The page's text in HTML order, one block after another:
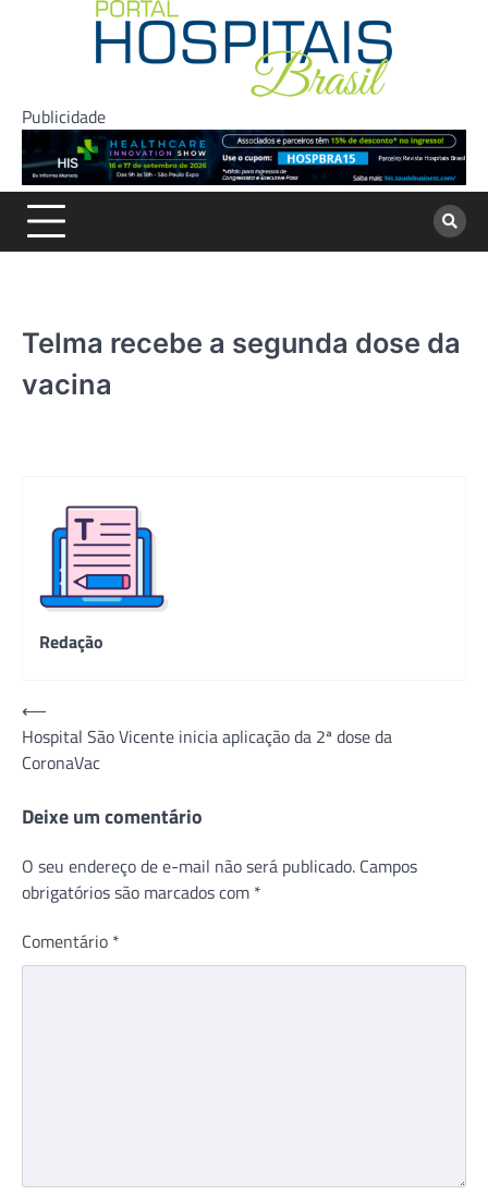
Publicidade
Telma recebe a segunda dose da
vacina
Redação
Navegação
de
Post
⟵
Hospital São Vicente inicia aplicação da 2ª dose da
CoronaVac
Deixe um comentário
O seu endereço de e-mail não será publicado. Campos
obrigatórios são marcados com *
Comentário *